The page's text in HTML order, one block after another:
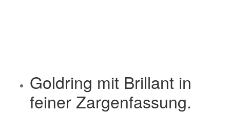
Goldring mit Brillant in
feiner Zargenfassung.